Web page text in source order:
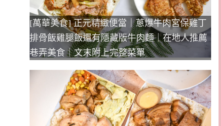
[萬華美食] 正元精緻便當｜蔥爆牛肉宮保雞丁
排骨飯雞腿飯還有隱藏版牛肉麵｜在地人推薦
巷弄美食｜文末附上完整菜單